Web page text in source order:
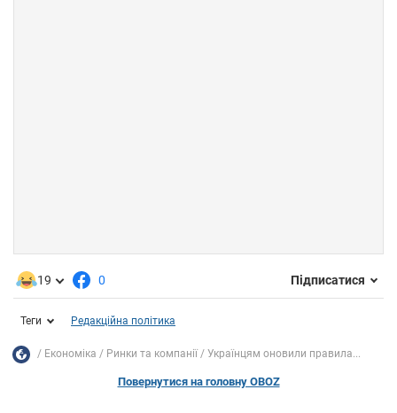
19 0 Підписатися
Теги Редакційна політика
Економіка Ринки та компанії Українцям оновили правила...
Повернутися на головну OBOZ